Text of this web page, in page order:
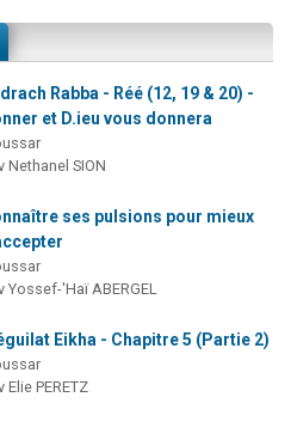
Rabba - Réé (12, 19 & 20) -
et D.ieu vous donnera
Nethanel SION
ses pulsions pour mieux
Yossef-'Haï ABERGEL
Eikha - Chapitre 5 (Partie 2)
Elie PERETZ